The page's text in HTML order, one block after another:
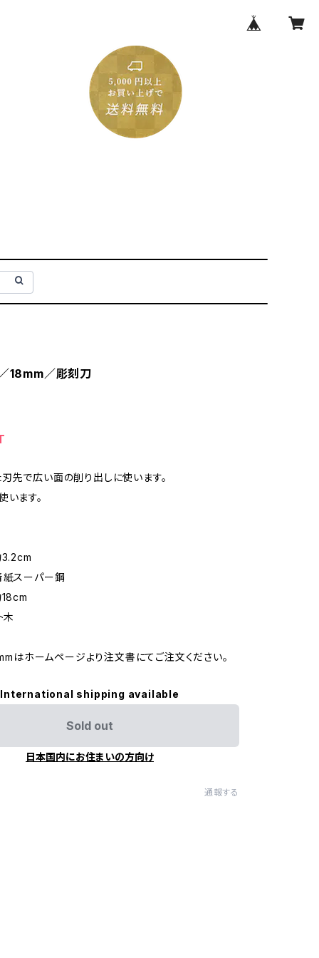
18mm／彫刻刀
先で広い面の削り出しに使います。
います。
3.2cm
紙スーパー鋼
18cm
木
はホームページより注文書にてご注文ください。
International shipping available
Sold out
日本国内にお住まいの方向け
通報する